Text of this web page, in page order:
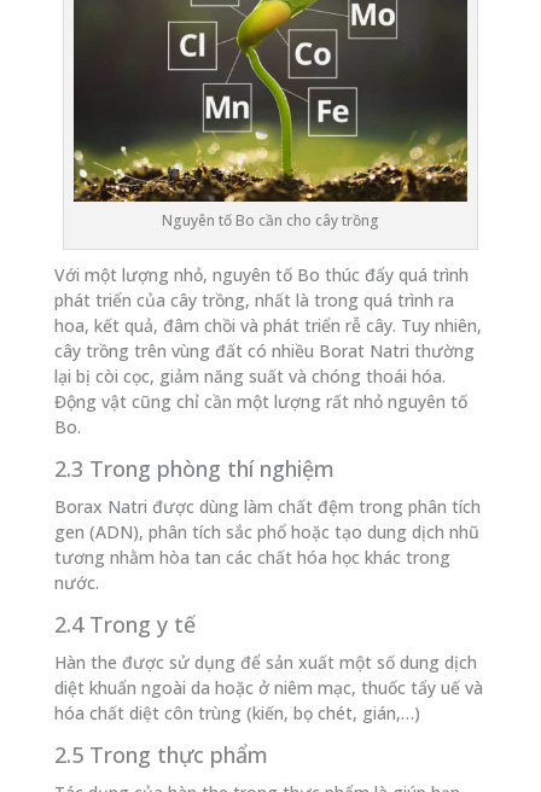
Nguyên tố Bo cần cho cây trồng
Với một lượng nhỏ, nguyên tố Bo thúc đẩy quá trình
phát triển của cây trồng, nhất là trong quá trình ra
hoa, kết quả, đâm chồi và phát triển rễ cây. Tuy nhiên,
cây trồng trên vùng đất có nhiều Borat Natri thường
lại bị còi cọc, giảm năng suất và chóng thoái hóa.
Động vật cũng chỉ cần một lượng rất nhỏ nguyên tố
Bo.
2.3 Trong phòng thí nghiệm
Borax Natri được dùng làm chất đệm trong phân tích
gen (ADN), phân tích sắc phổ hoặc tạo dung dịch nhũ
tương nhằm hòa tan các chất hóa học khác trong
nước.
2.4 Trong y tế
Hàn the được sử dụng để sản xuất một số dung dịch
diệt khuẩn ngoài da hoặc ở niêm mạc, thuốc tẩy uế và
hóa chất diệt côn trùng (kiến, bọ chét, gián,…)
2.5 Trong thực phẩm